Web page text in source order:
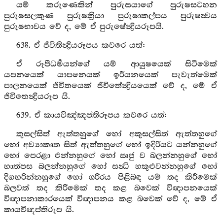
යම් කරුණෙකින් පුරුසයාගේ පුරුෂසටහන
පුරුෂසලකුණ පුරුෂක්‍රියා පුරුෂාකල්පය පුරුෂත්‍වය
පුරුෂභාවය වේ ද, මේ ඒ පුරුෂේන්‍ද්‍රියරූපයි.
638. ඒ ජිවිතින්‍ද්‍රියරූපය කවරෙ යත්:
ඒ රූපීධර්‍මයන්ගේ යම් ආයුෂයෙක් සිටීමෙක්
යපනයෙක් යාපනෙයක් ඉරීයනයෙක් පැවැත්මෙක්
පාලනයෙක් ජීවිතයෙක් ජීවිතේන්‍ද්‍රියයෙක් වේ ද, මේ ඒ
ජිවිතෙන්‍ද්‍රියරූප යි.
639. ඒ කායවිඤ්ඤප්තිරූපය කවරෙ යත්:
කුසල්සිත් ඇත්තහුගේ හෝ අකුසල්සිත් ඇත්තහුගේ
හෝ අව්‍යාකෘත සිත් ඇත්තහුගේ හෝ ඉදිරියට යන්නහුගේ
හෝ පෙරළා එන්නහුගේ හෝ ඍජු ව බලන්නහුගේ හෝ
හාත්පස බලන්නහුගේ හෝ සන්‍ධි හකුළුවන්නහුගේ හෝ
දිගහරින්නහුගේ හෝ ශරීරය පිළිබඳ යම් තද කිරීමෙක්
බලවත් තද කිරීමෙක් තද කළ බවෙක් විඥාපනයෙක්
විඥාපනාකාරයෙක් විඥාපනය කළ බවෙක් වේ ද, මේ ඒ
කායවිඥප්තිරූප යි.